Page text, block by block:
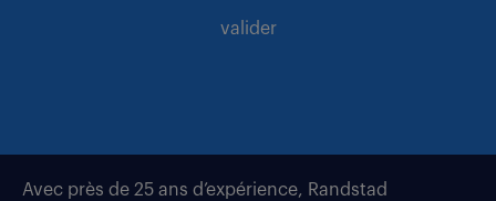
valider
Avec près de 25 ans d’expérience, Randstad